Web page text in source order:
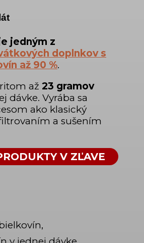
jedným z
doplnkov s
až 90 %.
až 23 gramov
dávke. Vyrába sa
ako klasický
a sušením
V ZĽAVE